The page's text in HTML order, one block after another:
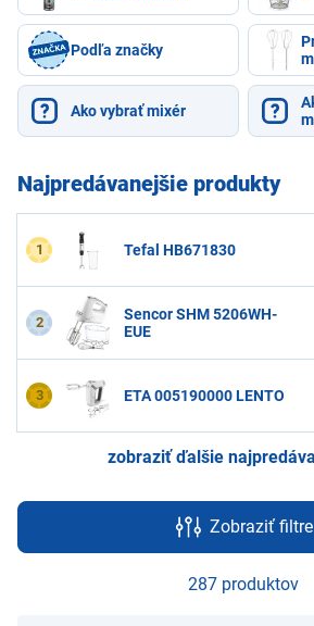
Podľa značky
Ako vybrať mixér
Najpredávanejšie produkty
1 Tefal HB671830
2
Sencor SHM 5206WH-
EUE
3 ETA 005190000 LENTO
zobraziť ďalšie
Zobraziť filtre
287 produktov